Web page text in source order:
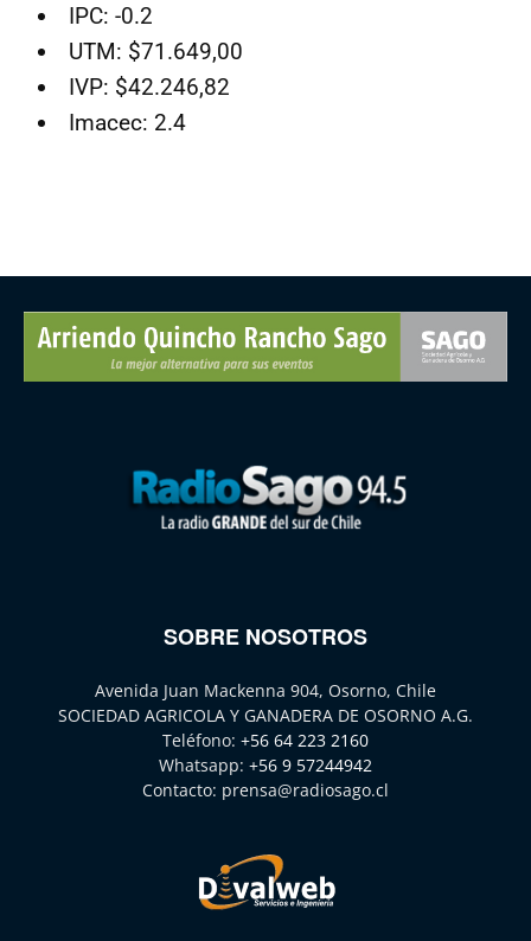
IPC: -0.2
UTM: $71.649,00
IVP: $42.246,82
Imacec: 2.4
SOBRE NOSOTROS
Avenida Juan Mackenna 904, Osorno, Chile
SOCIEDAD AGRICOLA Y GANADERA DE OSORNO A.G.
Teléfono: +56 64 223 2160
Whatsapp: +56 9 57244942
Contacto: prensa@radiosago.cl